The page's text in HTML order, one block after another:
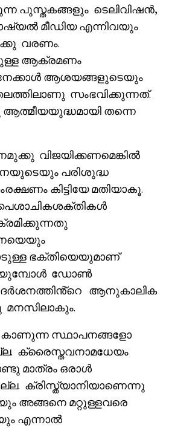
പുസ്തകങ്ങളും ടെലിവിഷൻ,
മീഡിയ എന്നിവയും
വരണം.
ആക്രമണം
ആശയങ്ങളുടെയും
സംഭവിക്കുന്നത്.
തന്നെ
വിജയിക്കണമെങ്കിൽ
പരിശുദ്ധ
കിട്ടിയേ മതിയാകൂ.
ഭക്തിയെയുമാണ്
ഡോൺ
ആനുകാലിക
സ്ഥാപനങ്ങളോ
ക്രൈസ്തവനാമധേയം
മാത്രം ഒരാൾ
ക്രിസ്ത്യാനിയാണെന്നു
അങ്ങനെ മറ്റുള്ളവരെ
എന്നാൽ